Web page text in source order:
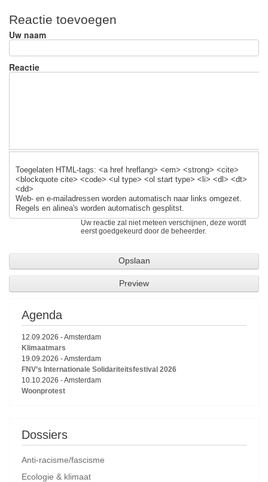
ar
e
c
e
b
o
e
sk
y
ail
Reactie toevoegen
Uw naam
Reactie
Toegelaten HTML-tags: <a href hreflang> <em> <strong> <cite>
<blockquote cite> <code> <ul type> <ol start type> <li> <dl> <dt>
<dd>
Web- en e-mailadressen worden automatisch naar links omgezet.
Regels en alinea's worden automatisch gesplitst.
Uw reactie zal niet meteen verschijnen, deze wordt
eerst goedgekeurd door de beheerder.
Agenda
12.09.2026 -Amsterdam
Klimaatmars
19.09.2026 -Amsterdam
FNV’s Internationale Solidariteitsfestival 2026
10.10.2026 -Amsterdam
Woonprotest
Dossiers
Anti-racisme/fascisme
Ecologie & klimaat